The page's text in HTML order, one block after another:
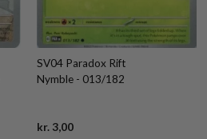
SV04 Paradox Rift
Nymble - 013/182
kr.3,00Current